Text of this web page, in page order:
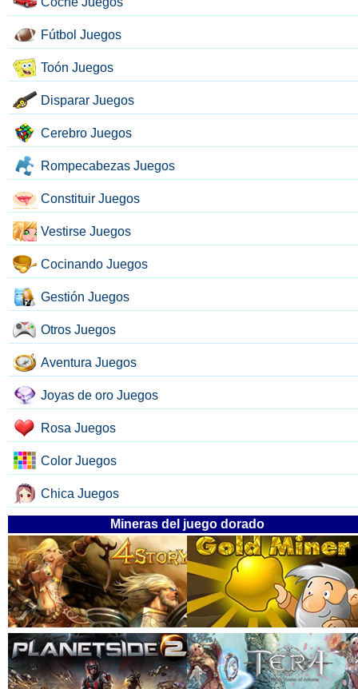
Fútbol Juegos
Toón Juegos
Disparar Juegos
Cerebro Juegos
Rompecabezas Juegos
Constituir Juegos
Vestirse Juegos
Cocinando Juegos
Gestión Juegos
Otros Juegos
Aventura Juegos
Joyas de oro Juegos
Rosa Juegos
Color Juegos
Chica Juegos
Mineras del juego dorado